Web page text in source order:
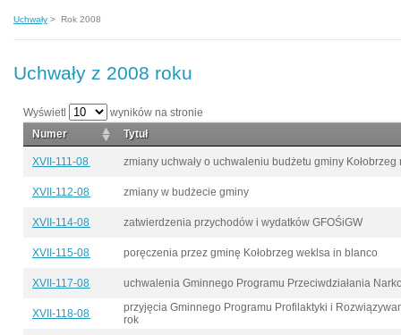
Uchwały > Rok 2008
Uchwały z 2008 roku
Wyświetl
wyników na stronie
Numer
Tytuł
XVII-111-08 zmiany uchwały o uchwaleniu budżetu gminy Kołobrzeg
XVII-112-08 zmiany w budżecie gminy
XVII-114-08 zatwierdzenia przychodów i wydatków GFOŚiGW
XVII-115-08 poręczenia przez gminę Kołobrzeg weklsa in blanco
XVII-117-08 uchwalenia Gminnego Programu Przeciwdziałania
XVII-118-08
przyjęcia Gminnego Programu Profilaktyki i
rok